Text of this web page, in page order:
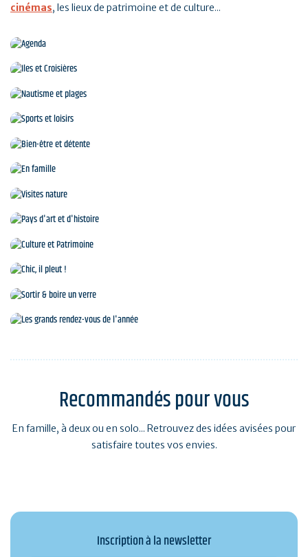
cinémas, les lieux de patrimoine et de culture...
Sortir & boire un verre
Recommandés pour vous
En famille, à deux ou en solo... Retrouvez des idées avisées pour
satisfaire toutes vos envies.
Inscription à la newsletter